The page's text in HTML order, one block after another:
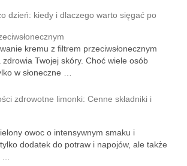
dzień: kiedy i dlaczego warto sięgać po
kremu z filtrem przeciwsłonecznym
zdrowia Twojej skóry. Choć wiele osób
w słoneczne …
zdrowotne limonki: Cenne składniki i
owoc o intensywnym smaku i
dodatek do potraw i napojów, ale także